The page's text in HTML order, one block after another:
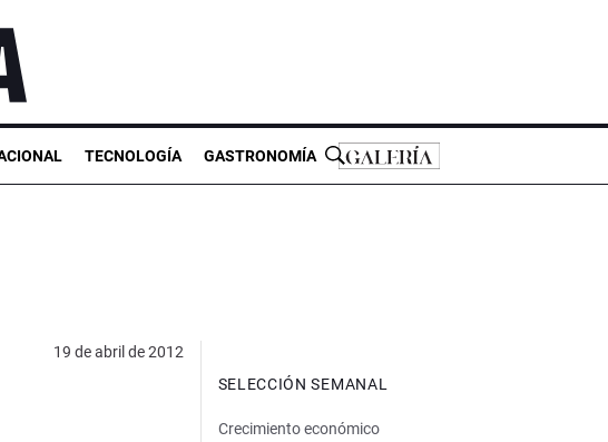
TECNOLOGÍA GASTRONOMÍA
19 de abril de 2012
SELECCIÓN SEMANAL
Crecimiento económico